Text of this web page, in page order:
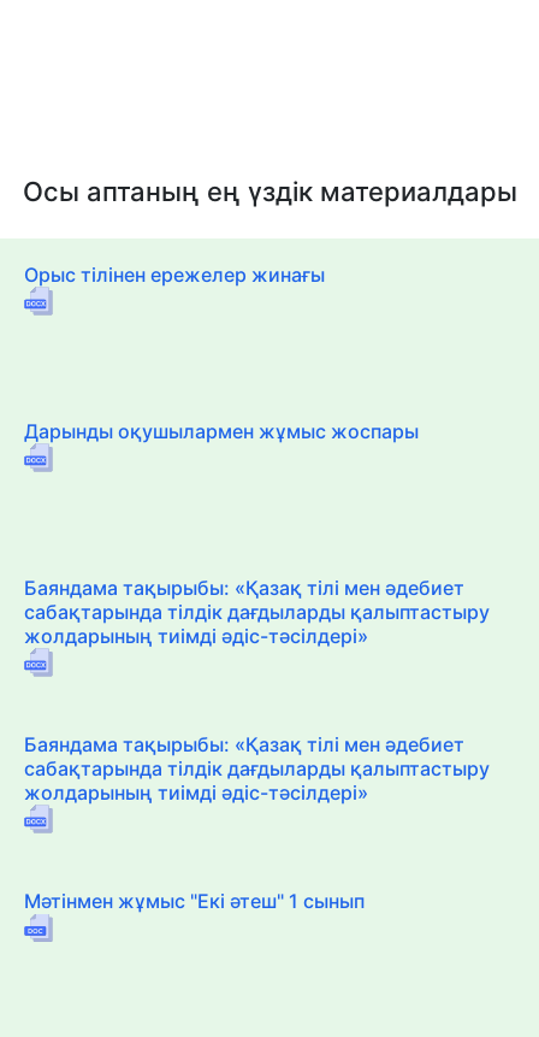
Осы аптаның ең үздік материалдары
Орыс тілінен ережелер жинағы
Дарынды оқушылармен жұмыс жоспары
Баяндама тақырыбы: «Қазақ тілі мен әдебиет
сабақтарында тілдік дағдыларды қалыптастыру
жолдарының тиімді әдіс-тәсілдері»
Баяндама тақырыбы: «Қазақ тілі мен әдебиет
сабақтарында тілдік дағдыларды қалыптастыру
жолдарының тиімді әдіс-тәсілдері»
Мәтінмен жұмыс "Екі әтеш" 1 сынып